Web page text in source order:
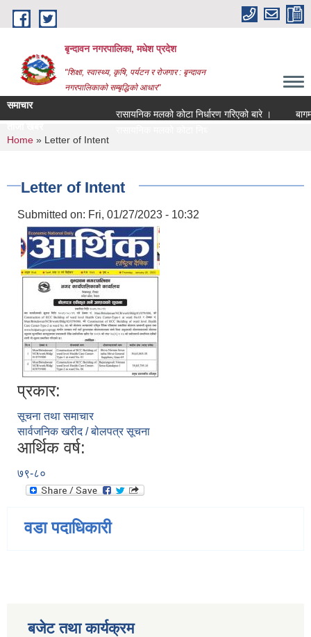
Skip to main content
बृन्दावन नगरपालिका, मधेश प्रदेश
"शिक्षा, स्वास्थ्य, कृषि, पर्यटन र रोजगार : बृन्दावन
नगरपालिकाको सम्बृद्धिको आधार"
समाचार
रासायनिक मलको कोटा निर्धारण गरिएको बारे ।
You are here
Home » Letter of Intent
Letter of Intent
Submitted on: Fri, 01/27/2023 - 10:32
प्रकार:
सूचना तथा समाचार
सार्वजनिक खरीद / बोलपत्र सूचना
आर्थिक वर्ष:
७९-८०
वडा पदाधिकारी
बजेट तथा कार्यक्रम